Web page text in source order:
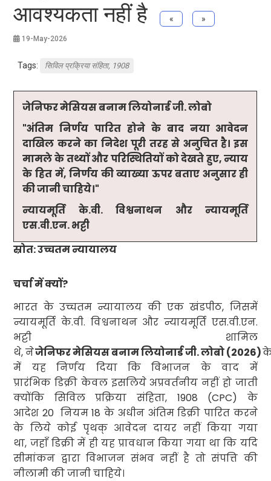
आवश्यकता नहीं है
« »
19-May-2026
Tags: सिविल प्रक्रिया संहिता, 1908
जेनिफर मेसियस बनाम लियोनार्ड जी. लोबो
"अंतिम निर्णय पारित होने के बाद नया आवेदन
दाखिल करने का निदेश पूरी तरह से अनुचित है। इस
मामले के तथ्यों और परिस्थितियों को देखते हुए,न्याय
के हित में,निर्णय की व्याख्या ऊपर बताए अनुसार ही
की जानी चाहिये।"
न्यायमूर्ति के.वी.विश्वनाथन और न्यायमूर्ति
एस.वी.एन.भट्टी
स्रोत: उच्चतम न्यायालय
चर्चा में क्यों?
भारत के उच्चतम न्यायालय की एक खंडपीठ, जिसमें
न्यायमूर्ति के.वी. विश्वनाथन और न्यायमूर्ति एस.वी.एन.
भट्टी शामिल
थे,नेजेनिफर मेसियस बनाम लियोनार्ड जी. लोबो (2026)
में यह निर्णय दिया कि विभाजन के वाद में
प्रारंभिक डिक्री केवल इसलिये अप्रवर्तनीय नहीं हो जाती
क्योंकि सिविल प्रक्रिया संहिता, 1908 (CPC) के
आदेश20 नियम18के अधीन अंतिम डिक्री पारित करने
के लिये कोई पृथक् आवेदन दायर नहीं किया गया
था, जहाँ डिक्री में ही यह प्रावधान किया गया था कि यदि
सीमांकन द्वारा विभाजन संभव नहीं है तो संपत्ति की
नीलामी की जानी चाहिये।